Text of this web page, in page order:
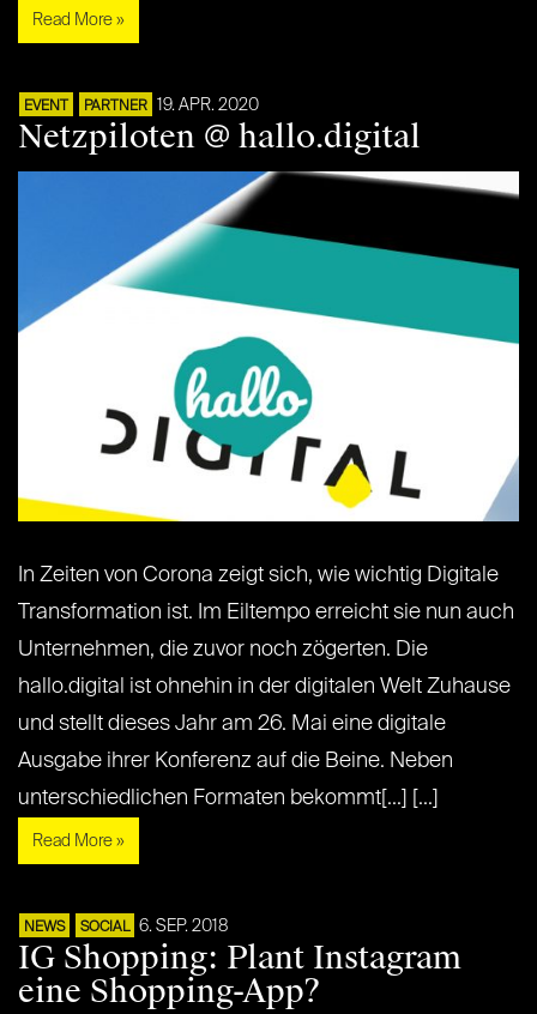
Read More »
EVENT PARTNER 19. APR. 2020
Netzpiloten @ hallo.digital
In Zeiten von Corona zeigt sich, wie wichtig Digitale
Transformation ist. Im Eiltempo erreicht sie nun auch
Unternehmen, die zuvor noch zögerten. Die
hallo.digital ist ohnehin in der digitalen Welt Zuhause
und stellt dieses Jahr am 26. Mai eine digitale
Ausgabe ihrer Konferenz auf die Beine. Neben
unterschiedlichen Formaten bekommt[...] [...]
Read More »
NEWS SOCIAL 6. SEP. 2018
IG Shopping: Plant Instagram
eine Shopping-App?